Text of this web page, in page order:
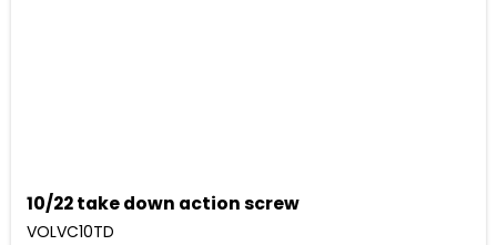
10/22 take down action screw
VOLVC10TD